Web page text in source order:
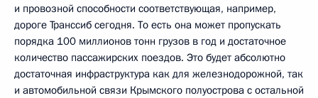
и провозной способности соответствующая, например,
дороге Транссиб сегодня. То есть она может пропускать
порядка 100 миллионов тонн грузов в год и достаточное
количество пассажирских поездов. Это будет абсолютно
достаточная инфраструктура как для железнодорожной, так
и автомобильной связи Крымского полуострова с остальной